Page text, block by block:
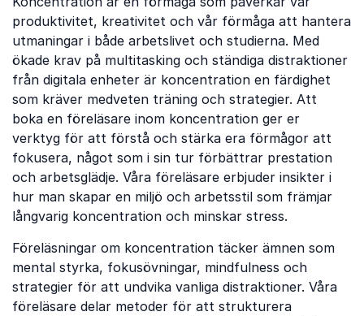
produktivitet, kreativitet och vår förmåga att hantera
utmaningar i både arbetslivet och studierna. Med
ökade krav på multitasking och ständiga distraktioner
från digitala enheter är koncentration en färdighet
som kräver medveten träning och strategier. Att
boka en föreläsare inom koncentration ger er
verktyg för att förstå och stärka era förmågor att
fokusera, något som i sin tur förbättrar prestation
och arbetsglädje. Våra föreläsare erbjuder insikter i
hur man skapar en miljö och arbetsstil som främjar
långvarig koncentration och minskar stress.
Föreläsningar om koncentration täcker ämnen som
mental styrka, fokusövningar, mindfulness och
strategier för att undvika vanliga distraktioner. Våra
föreläsare delar metoder för att strukturera